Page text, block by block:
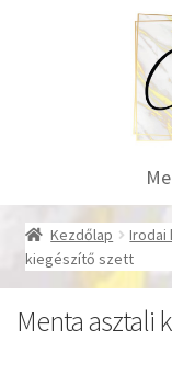
Kezdőlap Irodai
kiegészítő szett
Menta asztali